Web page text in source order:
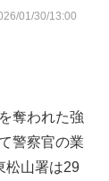
01/30/13:00
奪われた強
警察官の業
松山署は29